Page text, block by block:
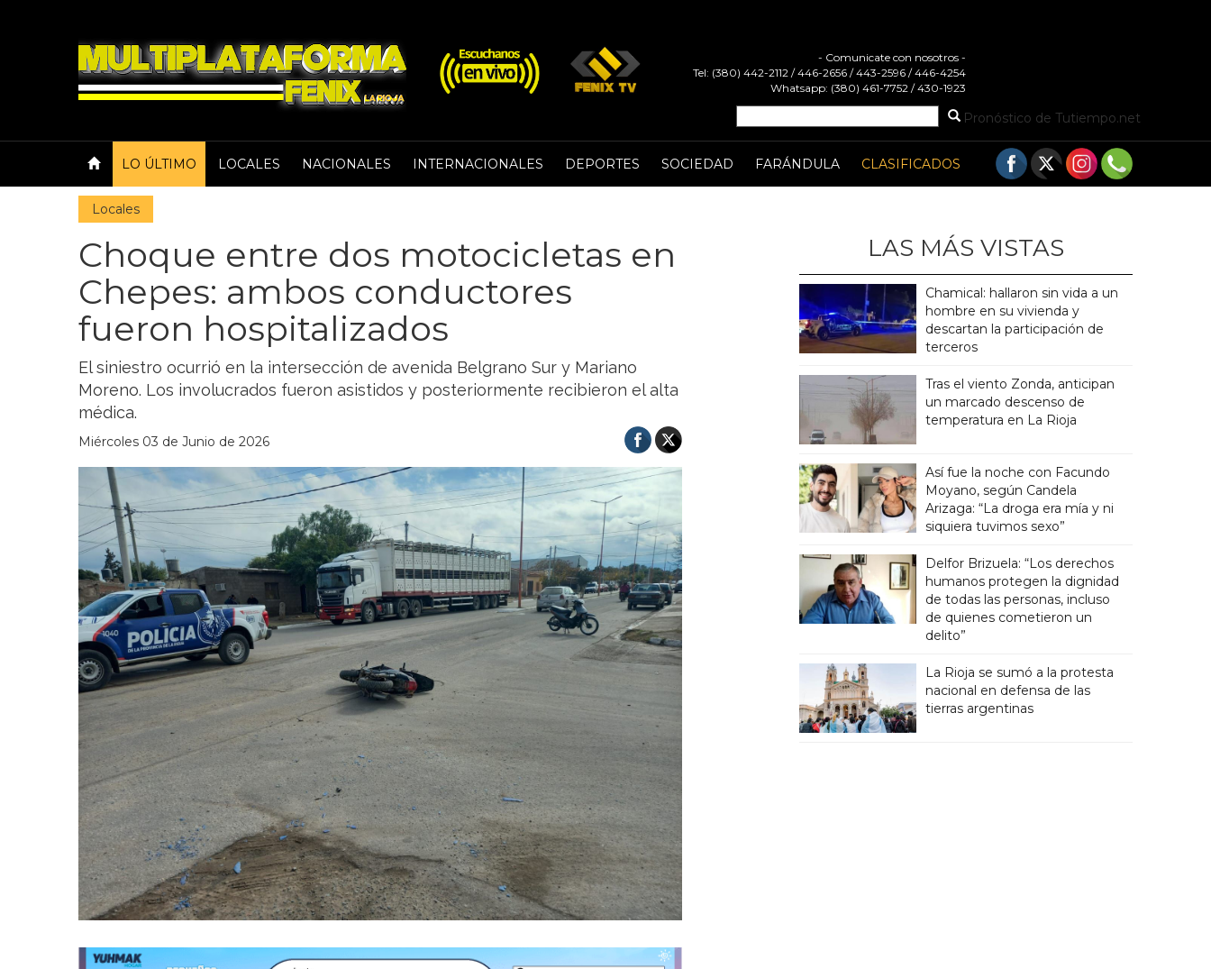
- Comunicate con nosotros -
Tel: (380) 442-2112 / 446-2656 / 443-2596 / 446-4254
Whatsapp: (380) 461-7752 / 430-1923
Pronóstico de Tutiempo.net
LO ÚLTIMO LOCALES NACIONALES INTERNACIONALES DEPORTES SOCIEDAD FARÁNDULA CLASIFICADOS
Locales
Choque entre dos motocicletas en
Chepes: ambos conductores
fueron hospitalizados
El siniestro ocurrió en la intersección de avenida Belgrano Sur y Mariano
Moreno. Los involucrados fueron asistidos y posteriormente recibieron el alta
médica.
Miércoles 03 de Junio de 2026
LAS MÁS VISTAS
Chamical: hallaron sin vida a un
hombre en su vivienda y
descartan la participación de
terceros
Tras el viento Zonda, anticipan
un marcado descenso de
temperatura en La Rioja
Así fue la noche con Facundo
Moyano, según Candela
Arizaga: “La droga era mía y ni
siquiera tuvimos sexo”
Delfor Brizuela: “Los derechos
humanos protegen la dignidad
de todas las personas, incluso
de quienes cometieron un
delito”
La Rioja se sumó a la protesta
nacional en defensa de las
tierras argentinas